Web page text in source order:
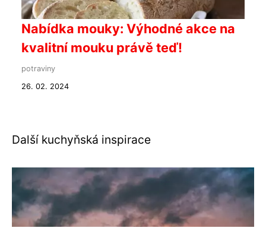
Nabídka mouky: Výhodné akce na
kvalitní mouku právě teď!
potraviny
26. 02. 2024
Další kuchyňská inspirace